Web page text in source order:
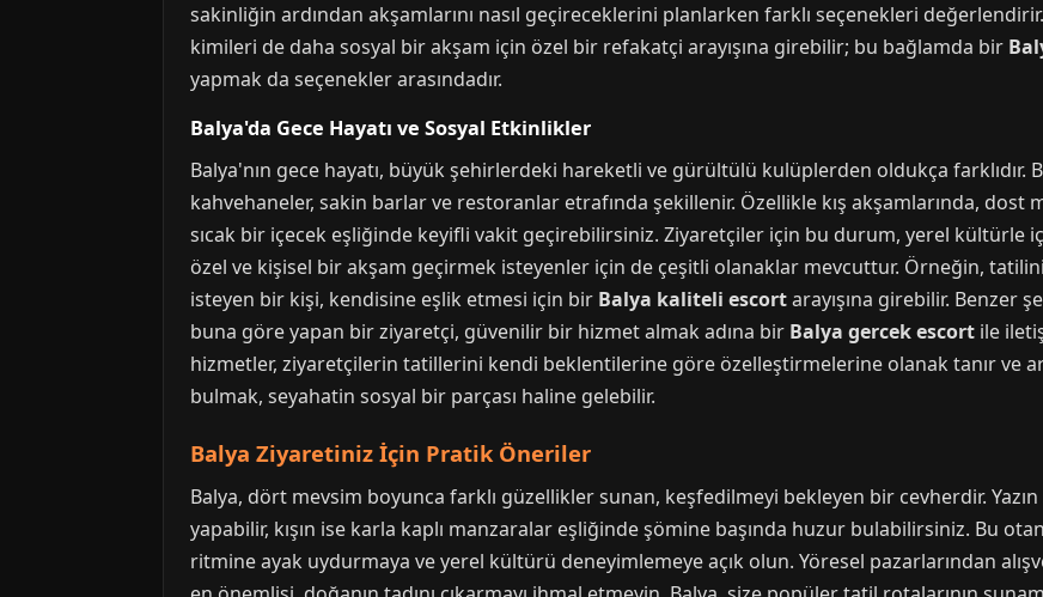
sakinliğin ardından akşamlarını nasıl geçireceklerini planlarken farklı seçenekleri
kimileri de daha sosyal bir akşam için özel bir refakatçi arayışına girebilir; bu bağlamda bir
yapmak da seçenekler arasındadır.
Balya'da Gece Hayatı ve Sosyal Etkinlikler
Balya'nın gece hayatı, büyük şehirlerdeki hareketli ve gürültülü kulüplerden oldukça farklıdır.
kahvehaneler, sakin barlar ve restoranlar etrafında şekillenir. Özellikle kış akşamlarında,
sıcak bir içecek eşliğinde keyifli vakit geçirebilirsiniz. Ziyaretçiler için bu durum, yerel kültürle
özel ve kişisel bir akşam geçirmek isteyenler için de çeşitli olanaklar mevcuttur. Örneğin,
isteyen bir kişi, kendisine eşlik etmesi için bir Balya kaliteli escortarayışına girebilir. Benzer
buna göre yapan bir ziyaretçi, güvenilir bir hizmet almak adına bir Balya gercek escort ile
hizmetler, ziyaretçilerin tatillerini kendi beklentilerine göre özelleştirmelerine olanak tanır ve
bulmak, seyahatin sosyal bir parçası haline gelebilir.
Balya Ziyaretiniz İçin Pratik Öneriler
Balya, dört mevsim boyunca farklı güzellikler sunan, keşfedilmeyi bekleyen bir cevherdir.
yapabilir, kışın ise karla kaplı manzaralar eşliğinde şömine başında huzur bulabilirsiniz. Bu
ritmine ayak uydurmaya ve yerel kültürü deneyimlemeye açık olun. Yöresel pazarlarından